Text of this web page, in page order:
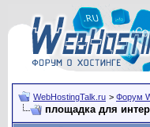
WebHostingTalk.ru > Форум
площадка для